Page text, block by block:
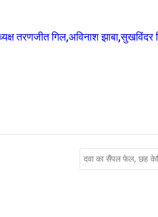
तरणजीत गिल,अविनाश झाबा,सुखविंदर
दवा का सैंपल फेल, छह